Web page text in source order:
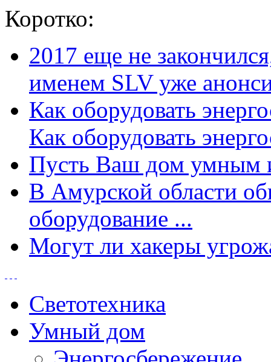
Коротко:
2017 еще не
именем SLV уже
Как оборудовать
Как оборудовать
Пусть Ваш дом умным
В Амурской области
оборудование ...
Могут ли хакеры
Светотехника
Умный дом